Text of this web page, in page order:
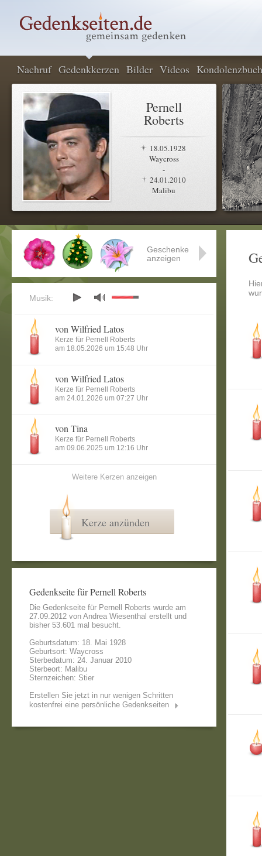
Nachruf Gedenkkerzen Bilder Videos Kondolenzbuch
Pernell
Roberts
18.05.1928
Waycross
-
24.01.2010
Malibu
Geschenke
anzeigen
Musik:
von Wilfried Latos
Kerze für Pernell Roberts
am 18.05.2026 um 15:48 Uhr
von Wilfried Latos
Kerze für Pernell Roberts
am 24.01.2026 um 07:27 Uhr
von Tina
Kerze für Pernell Roberts
am 09.06.2025 um 12:16 Uhr
Weitere Kerzen anzeigen
Kerze anzünden
Gedenkseite für Pernell Roberts
Die Gedenkseite für Pernell Roberts wurde am
27.09.2012 von Andrea Wiesenthal erstellt und
bisher 53.601 mal besucht.
Geburtsdatum: 18. Mai 1928
Geburtsort: Waycross
Sterbedatum: 24. Januar 2010
Sterbeort: Malibu
Sternzeichen: Stier
Erstellen Sie jetzt in nur wenigen Schritten
kostenfrei eine persönliche Gedenkseiten